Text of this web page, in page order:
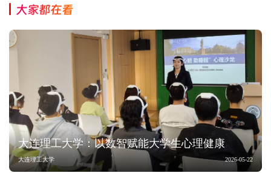
大家都在看
大连理工大学：以数智赋能大学生心理健康
大连理工大学 2026-05-22